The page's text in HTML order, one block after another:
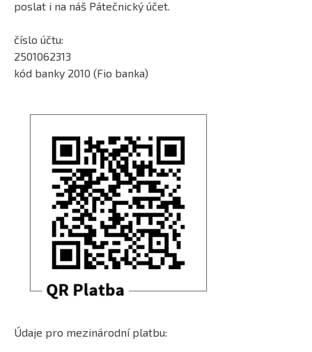
poslat i na náš Pátečnický účet.
číslo účtu:
2501062313
kód banky 2010 (Fio banka)
Údaje pro mezinárodní platbu: